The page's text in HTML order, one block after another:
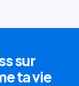
sur
ta vie